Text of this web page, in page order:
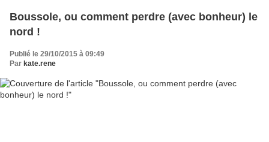
Boussole, ou comment perdre (avec bonheur) le
nord !
Publié le 29/10/2015 à 09:49
Par kate.rene